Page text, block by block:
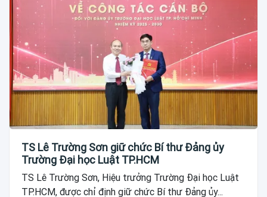
TS Lê Trường Sơn giữ chức Bí thư Đảng ủy
Trường Đại học Luật TP.HCM
TS Lê Trường Sơn, Hiệu trưởng Trường Đại học Luật
TP.HCM, được chỉ định giữ chức Bí thư Đảng ủy...